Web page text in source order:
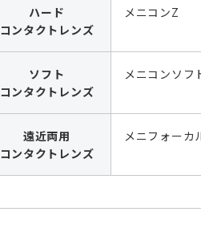
ハード
コンタクトレンズ
メニコンZ
ソフト
コンタクトレンズ
メニコンソフ
遠近両用
コンタクトレンズ
メニフォーカ